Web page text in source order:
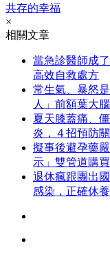
共存的幸福
×
相關文章
當急診醫師成
高效自救處方
常生氣、暴怒
人」前額葉大
夏天膝蓋痛、
炎，４招預防
擬事後避孕藥
示」雙管道購
退休瘋跟團出
感染，正確休